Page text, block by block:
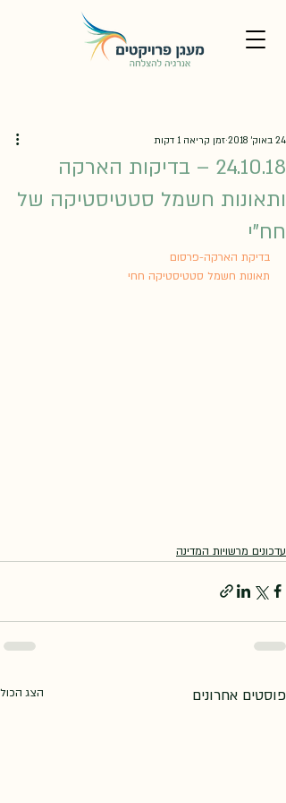
24.10.18 – בדיקות הארקה
ותאונות חשמל סטטיסטיקה של
חח"י
24 באוק׳ 2018 זמן קריאה 1 דקות
בדיקת הארקה-פרסום
תאונות חשמל סטטיסטיקה חחי
עדכונים מרשויות המדינה
פוסטים אחרונים הצג הכול